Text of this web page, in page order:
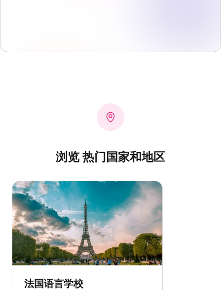
浏览 热门国家和地区
法国语言学校